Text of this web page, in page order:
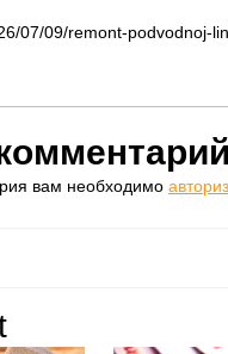
07/09/remont-podvodnoj-
вам необходимо